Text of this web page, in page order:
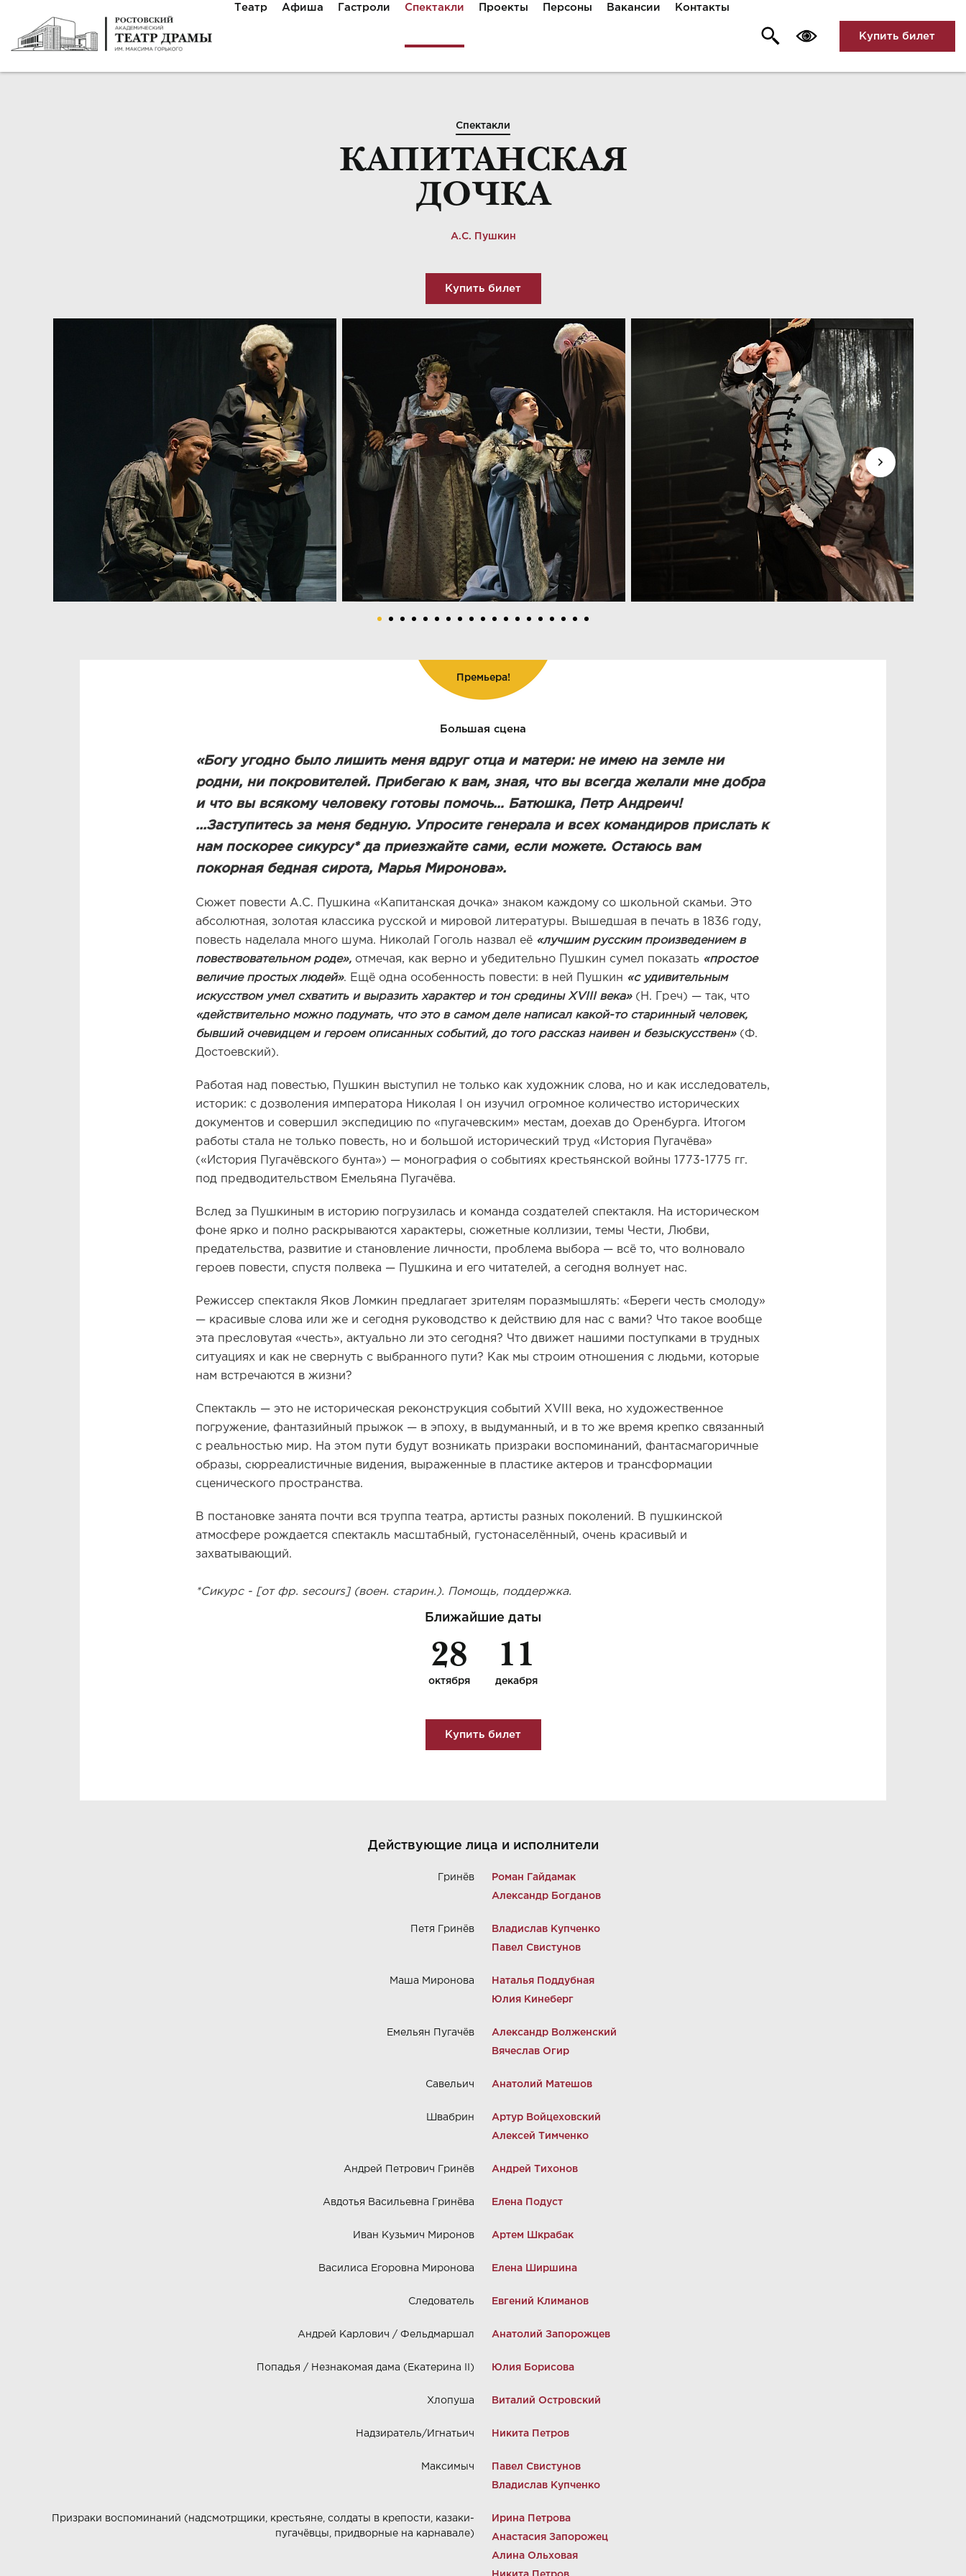
Театр Афиша Гастроли Спектакли Проекты Персоны Вакансии Контакты
Купить билет
Спектакли
КАПИТАНСКАЯ
ДОЧКА
А.С. Пушкин
Купить билет
Премьера!
Большая сцена
«Богу угодно было лишить меня вдруг отца и матери: не имею на земле ни
родни, ни покровителей. Прибегаю к вам, зная, что вы всегда желали мне добра
и что вы всякому человеку готовы помочь… Батюшка, Петр Андреич!
...Заступитесь за меня бедную. Упросите генерала и всех командиров прислать к
нам поскорее сикурсу* да приезжайте сами, если можете. Остаюсь вам
покорная бедная сирота, Марья Миронова».
Сюжет повести А.С. Пушкина «Капитанская дочка» знаком каждому со школьной скамьи. Это
абсолютная, золотая классика русской и мировой литературы. Вышедшая в печать в 1836 году,
повесть наделала много шума. Николай Гоголь назвал её «лучшим русским произведением в
повествовательном роде», отмечая, как верно и убедительно Пушкин сумел показать «простое
величие простых людей». Ещё одна особенность повести: в ней Пушкин «с удивительным
искусством умел схватить и выразить характер и тон средины XVIII века»(Н. Греч) — так, что
«действительно можно подумать, что это в самом деле написал какой-то старинный человек,
бывший очевидцем и героем описанных событий, до того рассказ наивен и безыскусствен»(Ф.
Достоевский).
Работая над повестью, Пушкин выступил не только как художник слова, но и как исследователь,
историк: с дозволения императора Николая I он изучил огромное количество исторических
документов и совершил экспедицию по «пугачевским» местам, доехав до Оренбурга. Итогом
работы стала не только повесть, но и большой исторический труд «История Пугачёва»
(«История Пугачёвского бунта») — монография о событиях крестьянской войны 1773-1775 гг.
под предводительством Емельяна Пугачёва.
Вслед за Пушкиным в историю погрузилась и команда создателей спектакля. На историческом
фоне ярко и полно раскрываются характеры, сюжетные коллизии, темы Чести, Любви,
предательства, развитие и становление личности, проблема выбора — всё то, что волновало
героев повести, спустя полвека — Пушкина и его читателей, а сегодня волнует нас.
Режиссер спектакля Яков Ломкин предлагает зрителям поразмышлять: «Береги честь смолоду»
— красивые слова или же и сегодня руководство к действию для нас с вами? Что такое вообще
эта пресловутая «честь», актуально ли это сегодня? Что движет нашими поступками в трудных
ситуациях и как не свернуть с выбранного пути? Как мы строим отношения с людьми, которые
нам встречаются в жизни?
Спектакль — это не историческая реконструкция событий XVIII века, но художественное
погружение, фантазийный прыжок — в эпоху, в выдуманный, и в то же время крепко связанный
с реальностью мир. На этом пути будут возникать призраки воспоминаний, фантасмагоричные
образы, сюрреалистичные видения, выраженные в пластике актеров и трансформации
сценического пространства.
В постановке занята почти вся труппа театра, артисты разных поколений. В пушкинской
атмосфере рождается спектакль масштабный, густонаселённый, очень красивый и
захватывающий.
*Сикурс - [от фр. secours] (воен. старин.). Помощь, поддержка.
Ближайшие даты
28
октября
11
декабря
Купить билет
Действующие лица и исполнители
Гринёв Роман Гайдамак
Александр Богданов
Петя Гринёв Владислав Купченко
Павел Свистунов
Маша Миронова Наталья Поддубная
Юлия Кинеберг
Емельян Пугачёв Александр Волженский
Вячеслав Огир
Савельич Анатолий Матешов
Швабрин Артур Войцеховский
Алексей Тимченко
Андрей Петрович Гринёв Андрей Тихонов
Авдотья Васильевна Гринёва Елена Подуст
Иван Кузьмич Миронов Артем Шкрабак
Василиса Егоровна Миронова Елена Ширшина
Следователь Евгений Климанов
Андрей Карлович / Фельдмаршал Анатолий Запорожцев
Попадья / Незнакомая дама (Екатерина II) Юлия Борисова
Хлопуша Виталий Островский
Надзиратель/Игнатьич Никита Петров
Максимыч Павел Свистунов
Владислав Купченко
Призраки воспоминаний (надсмотрщики, крестьяне, солдаты в крепости, казаки-
пугачёвцы, придворные на карнавале)
Ирина Петрова
Анастасия Запорожец
Алина Ольховая